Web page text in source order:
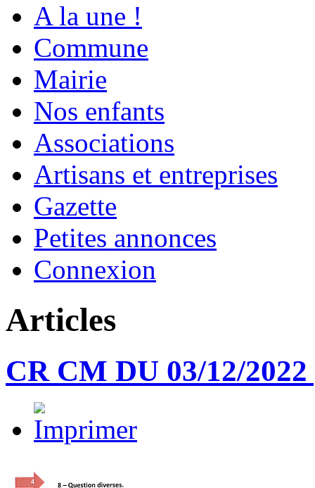
A la une !
Commune
Mairie
Nos enfants
Associations
Artisans et entreprises
Gazette
Petites annonces
Connexion
Articles
CR CM DU 03/12/2022